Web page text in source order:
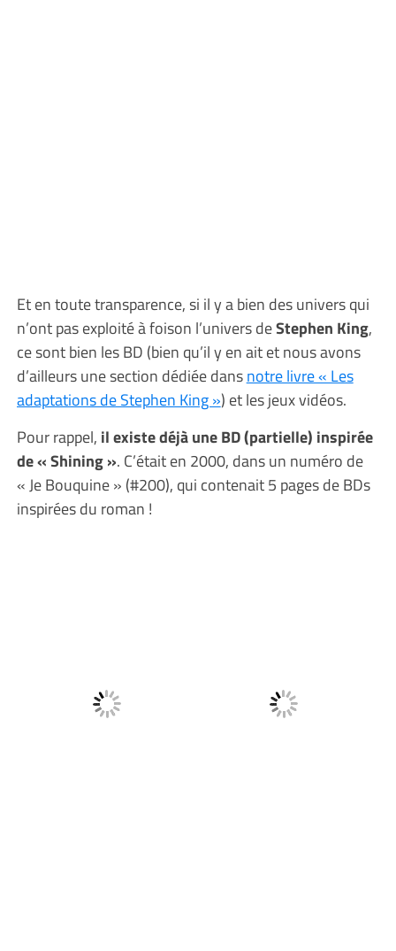
Et en toute transparence, si il y a bien des univers qui
n’ont pas exploité à foison l’univers deStephen King,
ce sont bien les BD (bien qu’il y en ait et nous avons
d’ailleurs une section dédiée dansnotre livre « Les
adaptations de Stephen King ») et les jeux vidéos.
Pour rappel, il existe déjà une BD (partielle) inspirée
de « Shining ». C’était en 2000, dans un numéro de
« Je Bouquine » (#200), qui contenait 5 pages de BDs
inspirées du roman !